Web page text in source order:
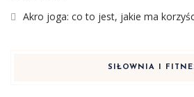
Akro joga: co to jest, jakie ma
SIŁOWNIA I